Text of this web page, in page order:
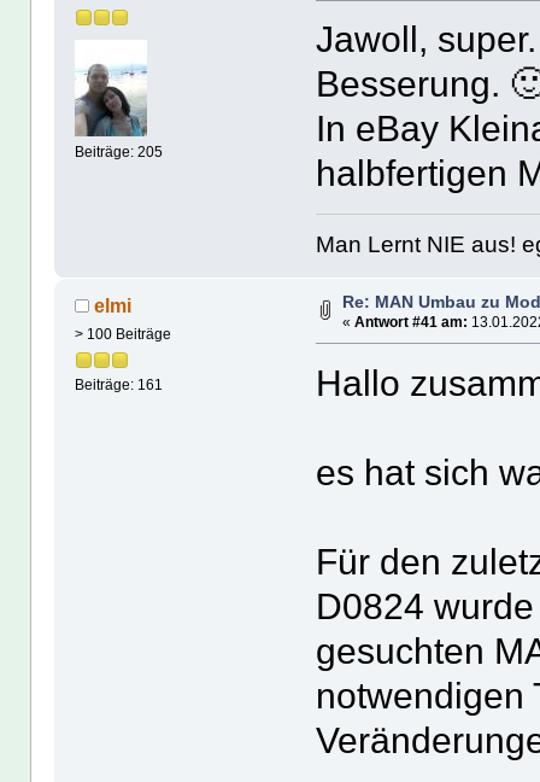
Beiträge: 205
Jawoll,
Besserung.
In eBay
halbfertigen
Man Lernt NIE aus!
elmi
> 100 Beiträge
Beiträge: 161
Re: MAN Umbau zu
« Antwort #41 am:
Hallo
es hat sich
Für den
D0824
gesuchten
notwendigen